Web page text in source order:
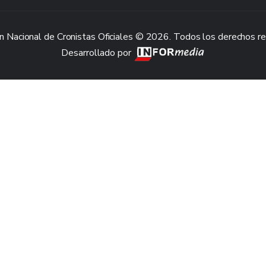
Nacional de Cronistas Oficiales © 2026. Todos los derechos
Desarrollado por